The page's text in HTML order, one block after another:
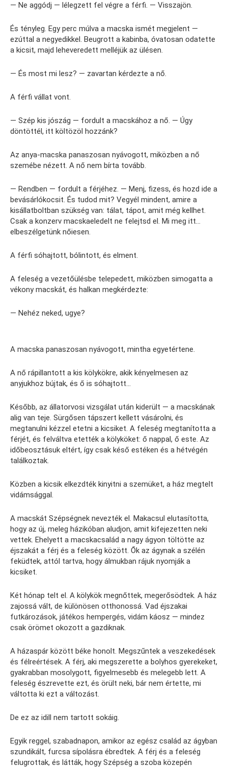
— Ne aggódj — lélegzett fel végre a férfi. — Visszajön.
És tényleg. Egy perc múlva a macska ismét megjelent —
ezúttal a negyedikkel. Beugrott a kabinba, óvatosan odatette
a kicsit, majd leheveredett melléjük az ülésen.
— És most mi lesz? — zavartan kérdezte a nő.
A férfi vállat vont.
— Szép kis jószág — fordult a macskához a nő. — Úgy
döntöttél, itt költözöl hozzánk?
Az anya-macska panaszosan nyávogott, miközben a nő
szemébe nézett. A nő nem bírta tovább.
— Rendben — fordult a férjéhez. — Menj, fizess, és hozd ide a
bevásárlókocsit. És tudod mit? Vegyél mindent, amire a
kisállatboltban szükség van: tálat, tápot, amit még kellhet.
Csak a konzerv macskaeledelt ne felejtsd el. Mi meg itt…
elbeszélgetünk nőiesen.
A férfi sóhajtott, bólintott, és elment.
A feleség a vezetőülésbe telepedett, miközben simogatta a
vékony macskát, és halkan megkérdezte:
— Nehéz neked, ugye?
A macska panaszosan nyávogott, mintha egyetértene.
A nő rápillantott a kis kölykökre, akik kényelmesen az
anyjukhoz bújtak, és ő is sóhajtott…
Később, az állatorvosi vizsgálat után kiderült — a macskának
alig van teje. Sürgősen tápszert kellett vásárolni, és
megtanulni kézzel etetni a kicsiket. A feleség megtanította a
férjét, és felváltva etették a kölyköket: ő nappal, ő este. Az
időbeosztásuk eltért, így csak késő estéken és a hétvégén
találkoztak.
Közben a kicsik elkezdték kinyitni a szemüket, a ház megtelt
vidámsággal.
A macskát Szépségnek nevezték el. Makacsul elutasította,
hogy az új, meleg házikóban aludjon, amit kifejezetten neki
vettek. Ehelyett a macskacsalád a nagy ágyon töltötte az
éjszakát a férj és a feleség között. Ők az ágynak a szélén
feküdtek, attól tartva, hogy álmukban rájuk nyomják a
kicsiket.
Két hónap telt el. A kölykök megnőttek, megerősödtek. A ház
zajossá vált, de különösen otthonossá. Vad éjszakai
futkározások, játékos hempergés, vidám káosz — mindez
csak örömet okozott a gazdiknak.
A házaspár között béke honolt. Megszűntek a veszekedések
és félreértések. A férj, aki megszerette a bolyhos gyerekeket,
gyakrabban mosolygott, figyelmesebb és melegebb lett. A
feleség észrevette ezt, és örült neki, bár nem értette, mi
váltotta ki ezt a változást.
De ez az idill nem tartott sokáig.
Egyik reggel, szabadnapon, amikor az egész család az ágyban
szundikált, furcsa sípolásra ébredtek. A férj és a feleség
felugrottak, és látták, hogy Szépség a szoba közepén